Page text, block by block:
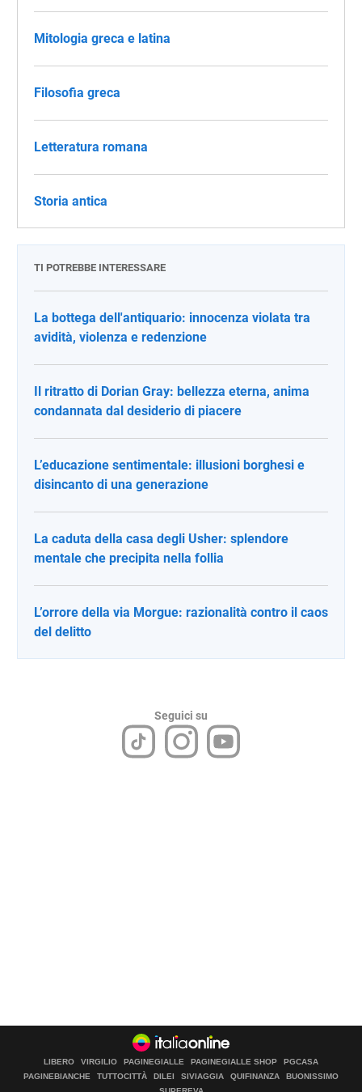
Mitologia greca e latina
Filosofia greca
Letteratura romana
Storia antica
TI POTREBBE INTERESSARE
La bottega dell'antiquario: innocenza violata tra
avidità, violenza e redenzione
Il ritratto di Dorian Gray: bellezza eterna, anima
condannata dal desiderio di piacere
L’educazione sentimentale: illusioni borghesi e
disincanto di una generazione
La caduta della casa degli Usher: splendore
mentale che precipita nella follia
L’orrore della via Morgue: razionalità contro il caos
del delitto
Seguici su
LIBERO VIRGILIO PAGINEGIALLE PAGINEGIALLE SHOP
PGCASA
PAGINEBIANCHE
TUTTOCITTÀ DILEI SIVIAGGIA QUIFINANZA
BUONISSIMO